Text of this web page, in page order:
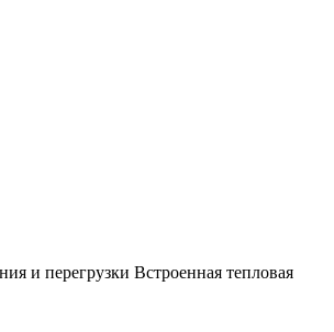
и перегрузки Встроенная тепловая